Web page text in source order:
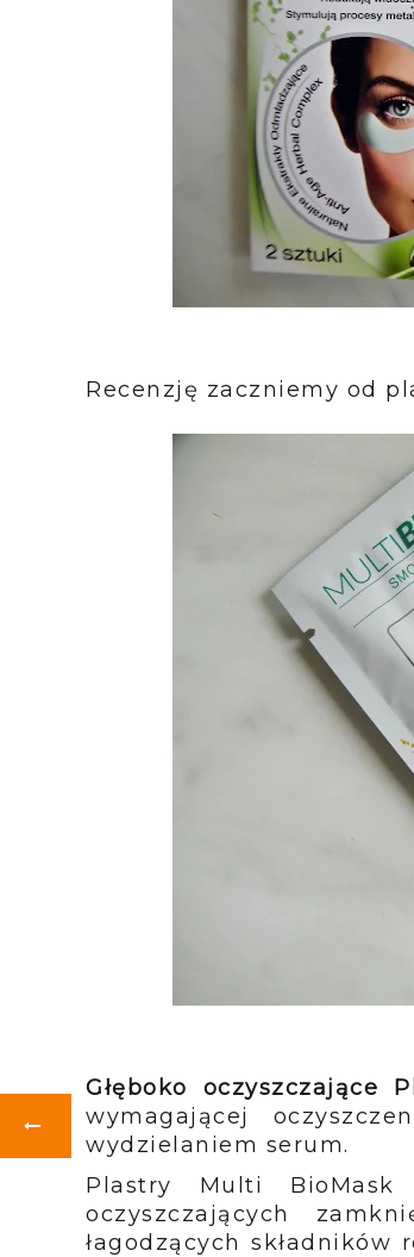
Recenzję zaczniemy od
Głęboko oczyszczające
wymagającej
wydzielaniem serum.
Plastry Multi BioMask
oczyszczających
łagodzących